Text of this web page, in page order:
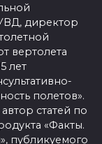
директор
вертолета
лет
полетов».
автор статей по
«Факты.
публикуемого